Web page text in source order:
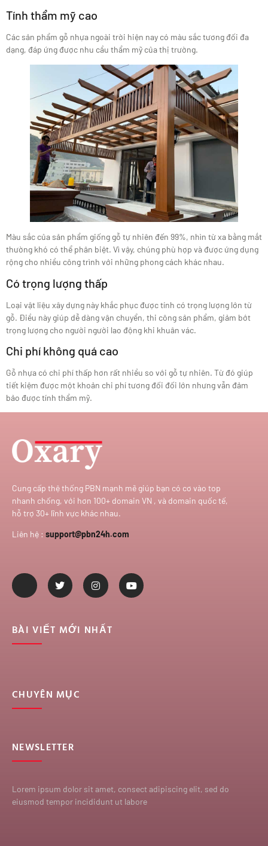
Tính thẩm mỹ cao
Các sản phẩm gỗ nhựa ngoài trời hiện nay có màu sắc tương đối đa
dạng, đáp ứng được nhu cầu thẩm mỹ của thị trường.
Màu sắc của sản phẩm giống gỗ tự nhiên đến 99%, nhìn từ xa bằng mắt
thường khó có thể phân biệt. Vì vậy, chúng phù hợp và được ứng dụng
rộng cho nhiều công trình với những phong cách khác nhau.
Có trọng lượng thấp
Loại vật liệu xây dựng này khắc phục được tính có trọng lượng lớn từ
gỗ. Điều này giúp dễ dàng vận chuyển, thi công sản phẩm, giảm bớt
trọng lượng cho người người lao động khi khuân vác.
Chi phí không quá cao
Gỗ nhựa có chi phí thấp hơn rất nhiều so với gỗ tự nhiên. Từ đó giúp
tiết kiệm được một khoản chi phí tương đối đối lớn nhưng vẫn đảm
bảo được tính thẩm mỹ.
Cung cấp thệ thống PBN mạnh mẽ giúp bạn có cơ vào top
nhanh chống, với hơn 100+ domain VN , và domain quốc tế,
hỗ trợ 30+ lĩnh vực khác nhau.
Liên hệ : support@pbn24h.com
BÀI VIẾT MỚI NHẤT
CHUYÊN MỤC
NEWSLETTER
Lorem ipsum dolor sit amet, consect adipiscing elit, sed do
eiusmod tempor incididunt ut labore